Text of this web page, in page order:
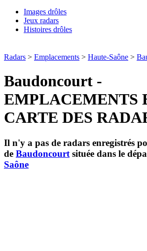
Images drôles
Jeux radars
Histoires drôles
Radars > Emplacements > Haute-Saône >
Baudoncourt -
EMPLACEMENTS
CARTE DES
Il n'y a pas de radars enregistrés
de Baudoncourt située dans le
Saône